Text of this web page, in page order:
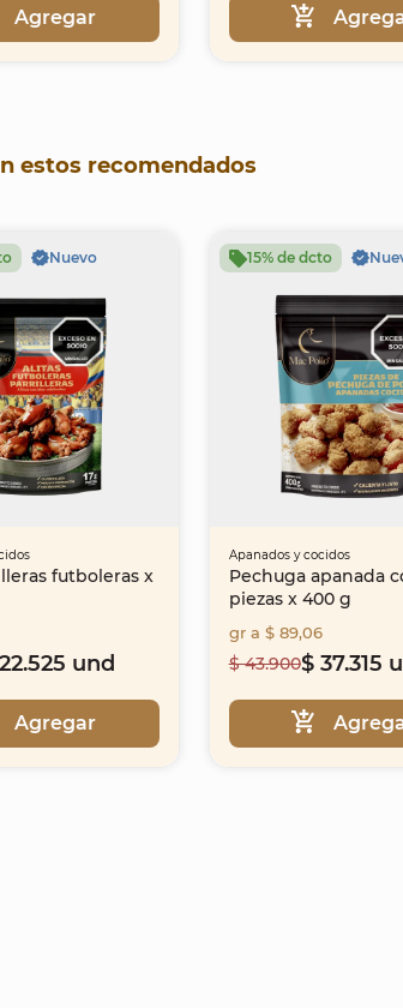
Agregar
estos recomendados
Nuevo
futboleras x
und
Agregar
15% de dcto
Apanados y cocidos
Pechuga apanada
piezas x 400 g
gr a $ 89,06
$ 43.900$ 37.315